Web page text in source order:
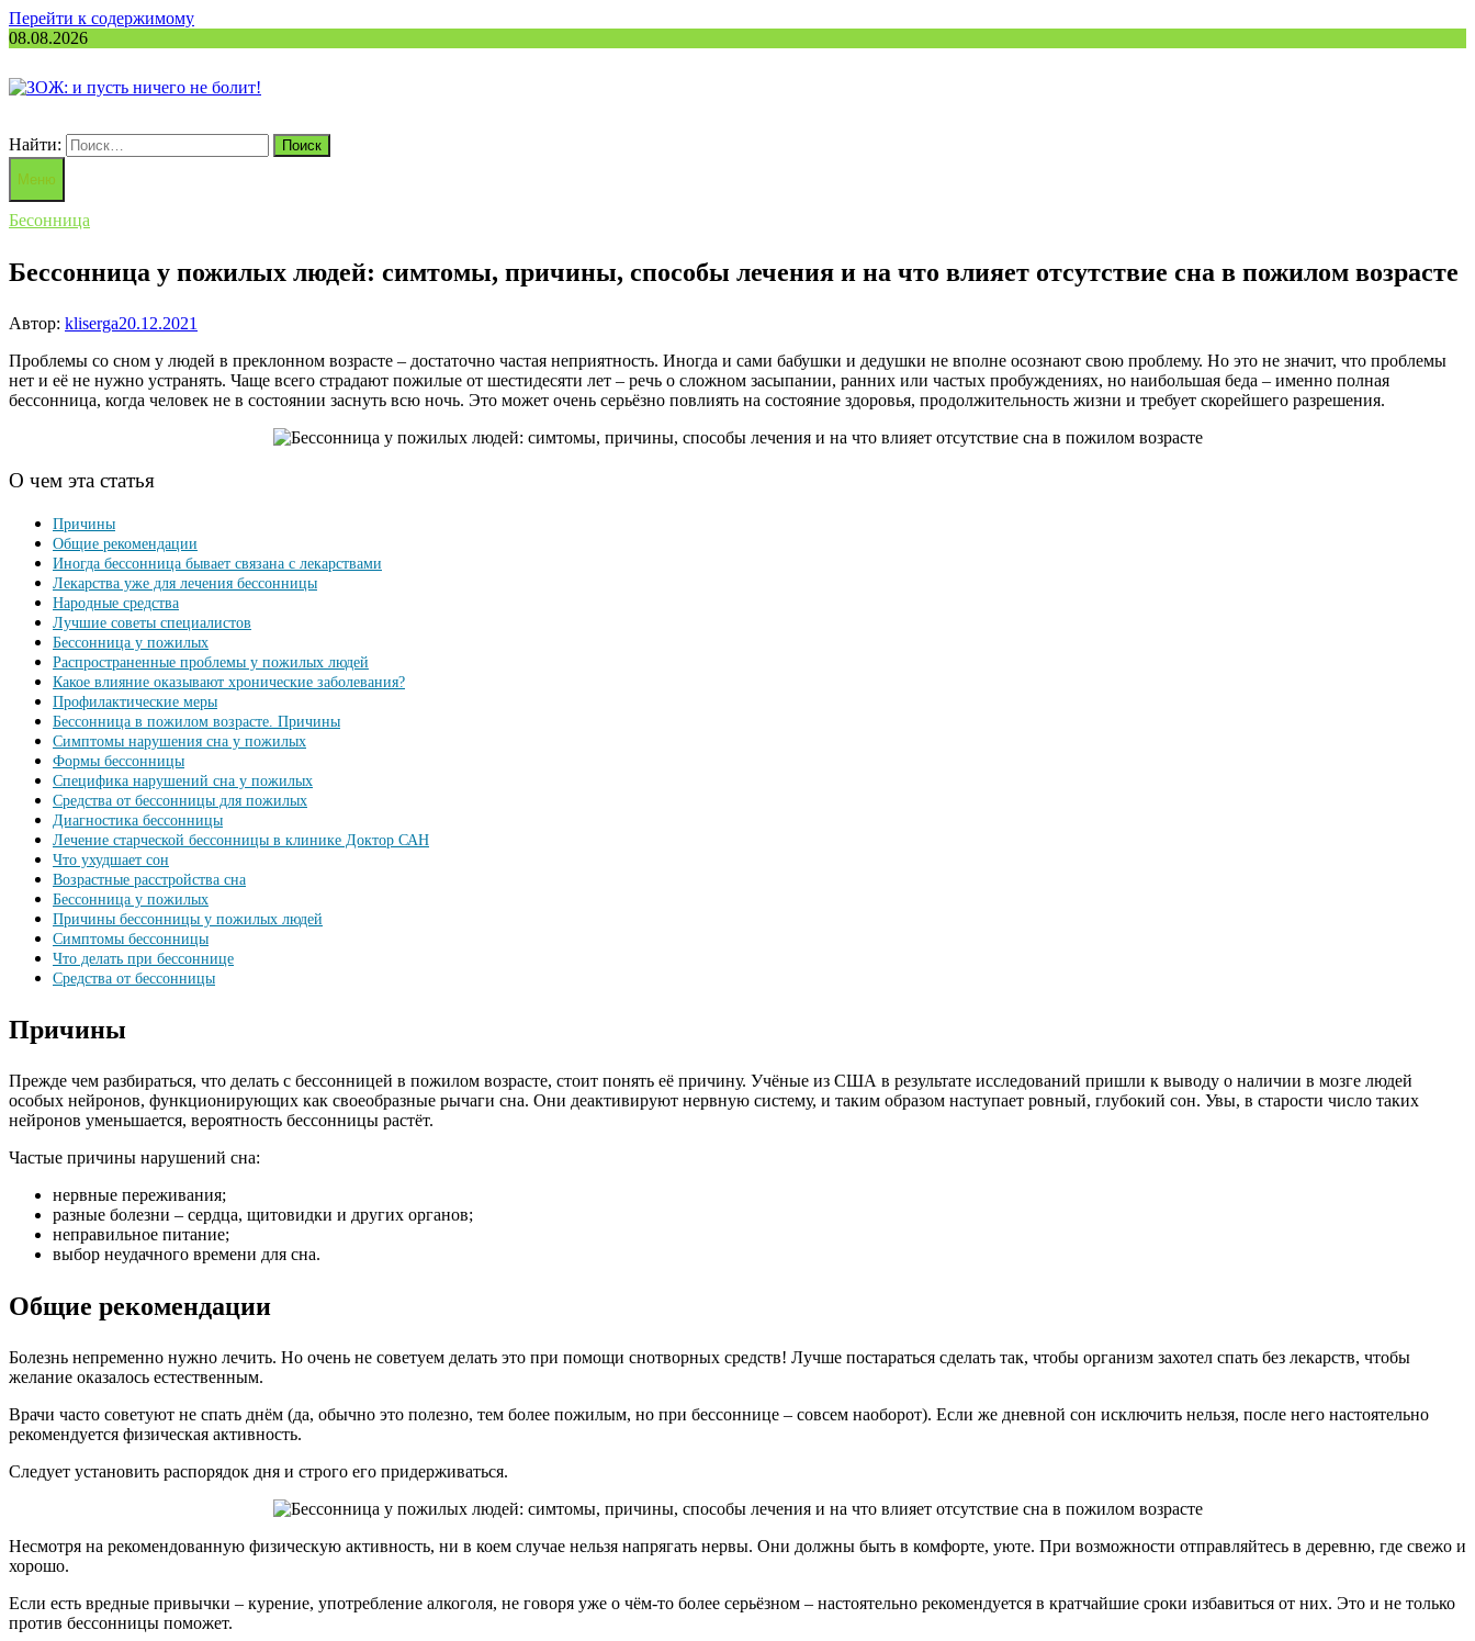
Перейти к содержимому
08.08.2026
Найти:
Меню
Бесонница
Бессонница у пожилых людей: симтомы, причины, способы лечения и на что влияет отсутствие сна в пожилом возрасте
Автор: kliserga20.12.2021
Проблемы со сном у людей в преклонном возрасте – достаточно частая неприятность. Иногда и сами бабушки и дедушки не вполне осознают свою проблему. Но это не значит, что проблемы
нет и её не нужно устранять. Чаще всего страдают пожилые от шестидесяти лет – речь о сложном засыпании, ранних или частых пробуждениях, но наибольшая беда – именно полная
бессонница, когда человек не в состоянии заснуть всю ночь. Это может очень серьёзно повлиять на состояние здоровья, продолжительность жизни и требует скорейшего разрешения.
О чем эта статья
Причины
Общие рекомендации
Иногда бессонница бывает связана с лекарствами
Лекарства уже для лечения бессонницы
Народные средства
Лучшие советы специалистов
Бессонница у пожилых
Распространенные проблемы у пожилых людей
Какое влияние оказывают хронические заболевания?
Профилактические меры
Бессонница в пожилом возрасте. Причины
Симптомы нарушения сна у пожилых
Формы бессонницы
Специфика нарушений сна у пожилых
Средства от бессонницы для пожилых
Диагностика бессонницы
Лечение старческой бессонницы в клинике Доктор САН
Что ухудшает сон
Возрастные расстройства сна
Бессонница у пожилых
Причины бессонницы у пожилых людей
Симптомы бессонницы
Что делать при бессоннице
Средства от бессонницы
Причины
Прежде чем разбираться, что делать с бессонницей в пожилом возрасте, стоит понять её причину. Учёные из США в результате исследований пришли к выводу о наличии в мозге людей
особых нейронов, функционирующих как своеобразные рычаги сна. Они деактивируют нервную систему, и таким образом наступает ровный, глубокий сон. Увы, в старости число таких
нейронов уменьшается, вероятность бессонницы растёт.
Частые причины нарушений сна:
нервные переживания;
разные болезни – сердца, щитовидки и других органов;
неправильное питание;
выбор неудачного времени для сна.
Общие рекомендации
Болезнь непременно нужно лечить. Но очень не советуем делать это при помощи снотворных средств! Лучше постараться сделать так, чтобы организм захотел спать без лекарств, чтобы
желание оказалось естественным.
Врачи часто советуют не спать днём (да, обычно это полезно, тем более пожилым, но при бессоннице – совсем наоборот). Если же дневной сон исключить нельзя, после него настоятельно
рекомендуется физическая активность.
Следует установить распорядок дня и строго его придерживаться.
Несмотря на рекомендованную физическую активность, ни в коем случае нельзя напрягать нервы. Они должны быть в комфорте, уюте. При возможности отправляйтесь в деревню, где свежо и
хорошо.
Если есть вредные привычки – курение, употребление алкоголя, не говоря уже о чём-то более серьёзном – настоятельно рекомендуется в кратчайшие сроки избавиться от них. Это и не только
против бессонницы поможет.